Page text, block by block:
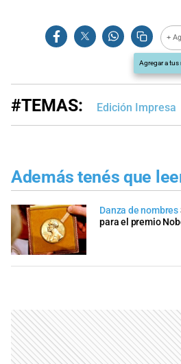
+
Agregar a
#TEMAS: Edición Impresa
Además tenés que
Danza de nombres
para el premio